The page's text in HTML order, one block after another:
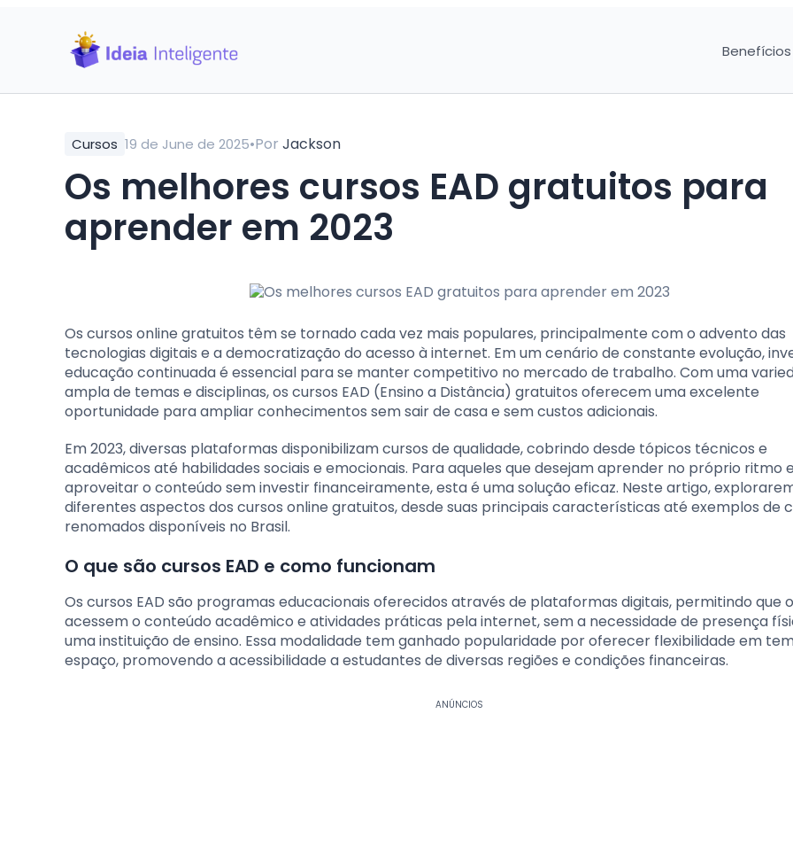
Benefícios
Cursos 19 de June de 2025•Por Jackson
Os melhores cursos EAD gratuitos para
aprender em 2023
Os cursos online gratuitos têm se tornado cada vez mais populares, principalmente com o advento das
tecnologias digitais e a democratização do acesso à internet. Em um cenário de constante evolução,
educação continuada é essencial para se manter competitivo no mercado de trabalho. Com uma
ampla de temas e disciplinas, os cursos EAD (Ensino a Distância) gratuitos oferecem uma excelente
oportunidade para ampliar conhecimentos sem sair de casa e sem custos adicionais.
Em 2023, diversas plataformas disponibilizam cursos de qualidade, cobrindo desde tópicos técnicos e
acadêmicos até habilidades sociais e emocionais. Para aqueles que desejam aprender no próprio ritmo e
aproveitar o conteúdo sem investir financeiramente, esta é uma solução eficaz. Neste artigo,
diferentes aspectos dos cursos online gratuitos, desde suas principais características até exemplos de
renomados disponíveis no Brasil.
O que são cursos EAD e como funcionam
Os cursos EAD são programas educacionais oferecidos através de plataformas digitais, permitindo que
acessem o conteúdo acadêmico e atividades práticas pela internet, sem a necessidade de presença
uma instituição de ensino. Essa modalidade tem ganhado popularidade por oferecer flexibilidade em
espaço, promovendo a acessibilidade a estudantes de diversas regiões e condições financeiras.
ANÚNCIOS